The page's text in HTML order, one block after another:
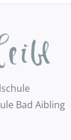
Bad Aibling